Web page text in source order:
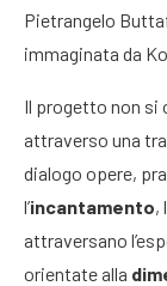
Pietrangelo
immaginata da
Il progetto non si
attraverso una
dialogo opere,
l’incantamento,
attraversano
orientate alla